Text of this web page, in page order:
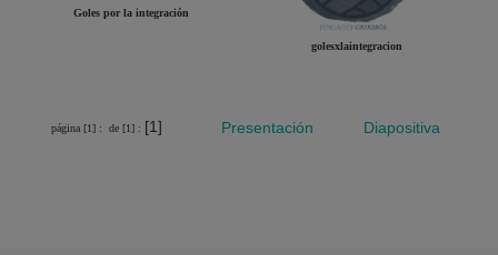
Goles por la integración
golesxlaintegracion
página [1] : de [1] : [1] Presentación Diapositiva